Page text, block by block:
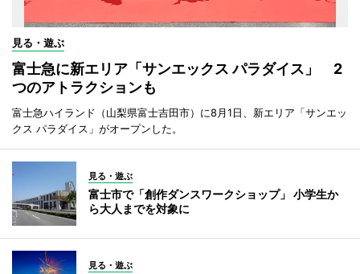
見る・遊ぶ
富士急に新エリア「サンエックス パラダイス」 2
つのアトラクションも
富士急ハイランド（山梨県富士吉田市）に8月1日、新エリア「サンエッ
クス パラダイス」がオープンした。
見る・遊ぶ
富士市で「創作ダンスワークショップ」 小学生か
ら大人までを対象に
見る・遊ぶ